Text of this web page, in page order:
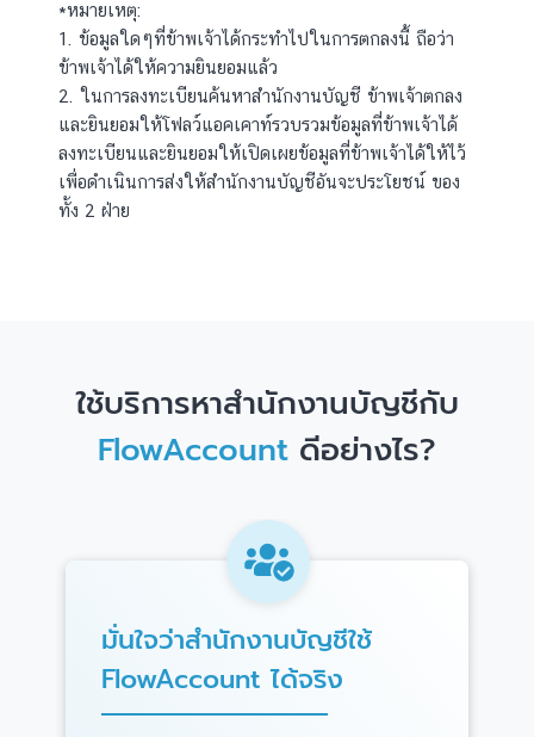
*หมายเหตุ:
1. ข้อมูลใดๆที่ข้าพเจ้าได้กระทำไปในการตกลงนี้ ถือว่า
ข้าพเจ้าได้ให้ความยินยอมแล้ว
2. ในการลงทะเบียนค้นหาสำนักงานบัญชี ข้าพเจ้าตกลง
และยินยอมให้โฟลว์แอคเคาท์รวบรวมข้อมูลที่ข้าพเจ้าได้
ลงทะเบียนและยินยอมให้เปิดเผยข้อมูลที่ข้าพเจ้าได้ให้ไว้
เพื่อดำเนินการส่งให้สำนักงานบัญชีอันจะประโยชน์ ของ
ทั้ง 2 ฝ่าย
ใช้บริการหาสำนักงานบัญชีกับ
FlowAccount ดีอย่างไร?
มั่นใจว่าสำนักงานบัญชีใช้
FlowAccount ได้จริง